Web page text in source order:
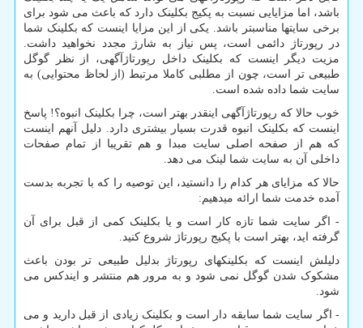
باشد، اما مزایایی نسبت به پکیج بکلینک دارد که باعث می شود برای
برخی سایتها مناسبتر باشد. یکی از این مزایا اینست که بکلینک شما
در رپورتاژ دائمی است، پس نیاز به شارژ مجدد نخواهید داشت.
مزیت دیگر اینست که بکلینک داخل رپورتاژآگهی، از نظر گوگل
طبیعی تر است، چون از مطلبی کاملا مرتبط (از لحاظ محتوایی) به
سایت شما داده شده است.
خوب حالا که رپورتاژآگهی اینقدر بهتر است، چرا بکلینک انبوه؟! پاسخ
اینست که بکلینک انبوه قدرت بسیار بیشتری دارد. دلیل آنهم اینست
که هم از صفحه اصلی سایت مبدا و هم تقریبا از تمام صفحات
داخلی آن به سایت شما لینک می دهد.
حالا که مزایای هر کدام را دانستید، این توصیه را که با تجربه بدست
آمده خدمت شما ارائه میدهیم:
- اگر سایت شما تازه کار است و یا بکلینک کمی از قبل برای آن
گرفته اید، بهتر است با پکیج رپورتاژ شروع کنید.
دلیلش اینست که بکلینکهای رپورتاژ بدلیل طبیعی تر بودن باعث
مشکوک شدن گوگل نمی شود و به مرور هم منتشر و ایندکس می
شود.
- اگر سایت شما سابقه دار است و بکلینک زیادی از قبل دارید و می